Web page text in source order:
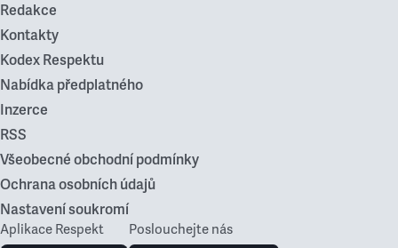
Redakce
Kontakty
Kodex Respektu
Nabídka předplatného
Inzerce
RSS
Všeobecné obchodní podmínky
Ochrana osobních údajů
Nastavení soukromí
Aplikace Respekt Poslouchejte nás